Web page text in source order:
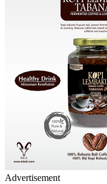
Advertisement